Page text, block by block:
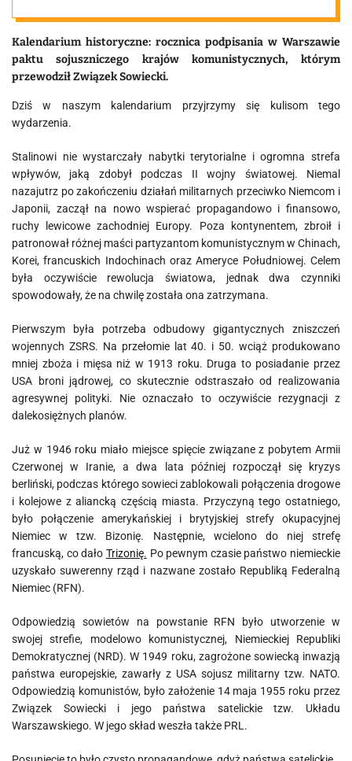
Układu
Warszawskiego
Kalendarium historyczne: rocznica podpisania w Warszawie
paktu sojuszniczego krajów komunistycznych, którym
przewodził Związek Sowiecki.
Dziś w naszym kalendarium przyjrzymy się kulisom tego
wydarzenia.
Stalinowi nie wystarczały nabytki terytorialne i ogromna strefa
wpływów, jaką zdobył podczas II wojny światowej. Niemal
nazajutrz po zakończeniu działań militarnych przeciwko Niemcom i
Japonii, zaczął na nowo wspierać propagandowo i finansowo,
ruchy lewicowe zachodniej Europy. Poza kontynentem, zbroił i
patronował różnej maści partyzantom komunistycznym w Chinach,
Korei, francuskich Indochinach oraz Ameryce Południowej. Celem
była oczywiście rewolucja światowa, jednak dwa czynniki
spowodowały, że na chwilę została ona zatrzymana.
Pierwszym była potrzeba odbudowy gigantycznych zniszczeń
wojennych ZSRS. Na przełomie lat 40. i 50. wciąż produkowano
mniej zboża i mięsa niż w 1913 roku. Druga to posiadanie przez
USA broni jądrowej, co skutecznie odstraszało od realizowania
agresywnej polityki. Nie oznaczało to oczywiście rezygnacji z
dalekosiężnych planów.
Już w 1946 roku miało miejsce spięcie związane z pobytem Armii
Czerwonej w Iranie, a dwa lata później rozpoczął się kryzys
berliński, podczas którego sowieci zablokowali połączenia drogowe
i kolejowe z aliancką częścią miasta. Przyczyną tego ostatniego,
było połączenie amerykańskiej i brytyjskiej strefy okupacyjnej
Niemiec w tzw. Bizonię. Następnie, wcielono do niej strefę
francuską, co dało Trizonię. Po pewnym czasie państwo niemieckie
uzyskało suwerenny rząd i nazwane zostało Republiką Federalną
Niemiec (RFN).
Odpowiedzią sowietów na powstanie RFN było utworzenie w
swojej strefie, modelowo komunistycznej, Niemieckiej Republiki
Demokratycznej (NRD). W 1949 roku, zagrożone sowiecką inwazją
państwa europejskie, zawarły z USA sojusz militarny tzw. NATO.
Odpowiedzią komunistów, było założenie 14 maja 1955 roku przez
Związek Sowiecki i jego państwa satelickie tzw. Układu
Warszawskiego. W jego skład weszła także PRL.